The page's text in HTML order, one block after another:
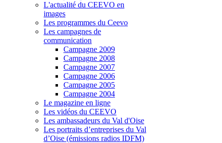
L'actualité du CEEVO en
images
Les programmes du Ceevo
Les campagnes de
communication
Campagne 2009
Campagne 2008
Campagne 2007
Campagne 2006
Campagne 2005
Campagne 2004
Le magazine en ligne
Les vidéos du CEEVO
Les ambassadeurs du Val d'Oise
Les portraits d’entreprises du Val
d’Oise (émissions radios IDFM)